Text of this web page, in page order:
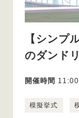
【シンプ
のダンド
開催時間
模擬挙式